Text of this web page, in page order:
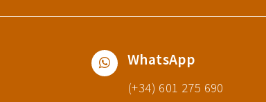
WhatsApp
(+34) 601 275 690